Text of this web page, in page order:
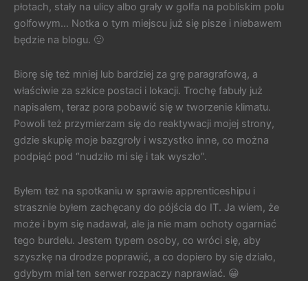
płotach, stały na ulicy albo grały w golfa na pobliskim polu
golfowym… Notka o tym miejscu już się pisze i niebawem
będzie na blogu. 🙂
Biorę się też mniej lub bardziej za grę paragrafową, a
właściwie za szkice postaci i lokacji. Trochę fabuły już
napisałem, teraz pora pobawić się w tworzenie klimatu.
Powoli też przymierzam się do reaktywacji mojej strony,
gdzie skupię moje bazgroły i wszystko inne, co można
podpiąć pod “nudziło mi się i tak wyszło”.
Byłem też na spotkaniu w sprawie apprenticeshipu i
strasznie byłem zachęcany do pójścia do IT. Ja wiem, że
może i bym się nadawał, ale ja nie mam ochoty ogarniać
tego burdelu. Jestem typem osoby, co wróci się, aby
szyszkę na drodze poprawić, a co dopiero by się działo,
gdybym miał ten serwer rozpaczy naprawiać. 😀